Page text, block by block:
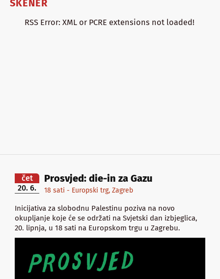
SKENER
RSS Error: XML or PCRE extensions not loaded!
čet
20. 6.
Prosvjed: die-in za Gazu
18 sati - Europski trg, Zagreb
Inicijativa za slobodnu Palestinu poziva na novo
okupljanje koje će se održati na Svjetski dan izbjeglica,
20. lipnja, u 18 sati na Europskom trgu u Zagrebu.